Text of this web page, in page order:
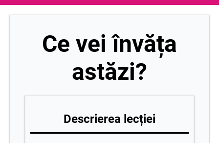
Ce vei învăța
astăzi?
Descrierea lecției